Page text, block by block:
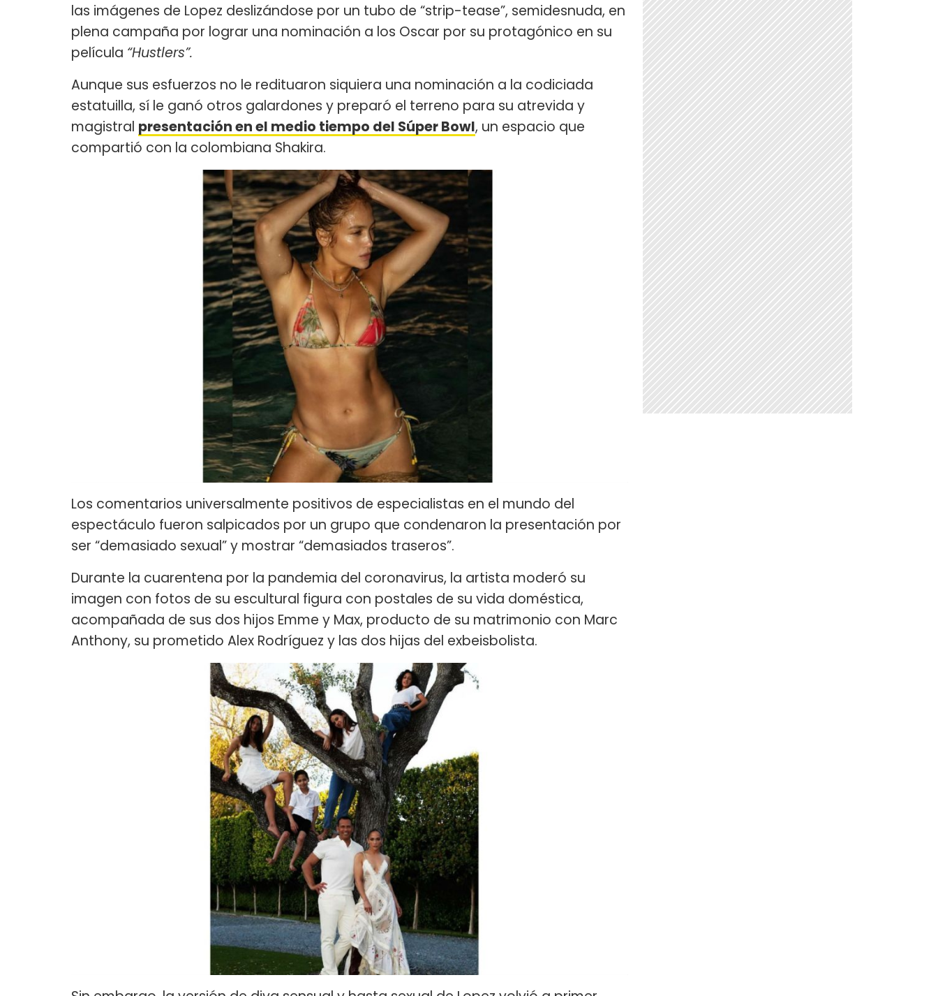
las imágenes de Lopez deslizándose por un tubo de “strip-tease”, semidesnuda, en
plena campaña por lograr una nominación a los Oscar por su protagónico en su
película “Hustlers”.
Aunque sus esfuerzos no le redituaron siquiera una nominación a la codiciada
estatuilla, sí le ganó otros galardones y preparó el terreno para su atrevida y
magistral presentación en el medio tiempo del Súper Bowl, un espacio que
compartió con la colombiana Shakira.
Los comentarios universalmente positivos de especialistas en el mundo del
espectáculo fueron salpicados por un grupo que condenaron la presentación por
ser “demasiado sexual” y mostrar “demasiados traseros”.
Durante la cuarentena por la pandemia del coronavirus, la artista moderó su
imagen con fotos de su escultural figura con postales de su vida doméstica,
acompañada de sus dos hijos Emme y Max, producto de su matrimonio con Marc
Anthony, su prometido Alex Rodríguez y las dos hijas del exbeisbolista.